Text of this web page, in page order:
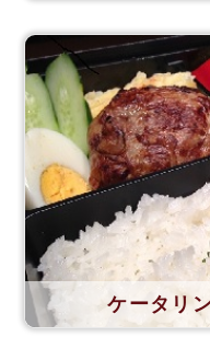
ケータリ